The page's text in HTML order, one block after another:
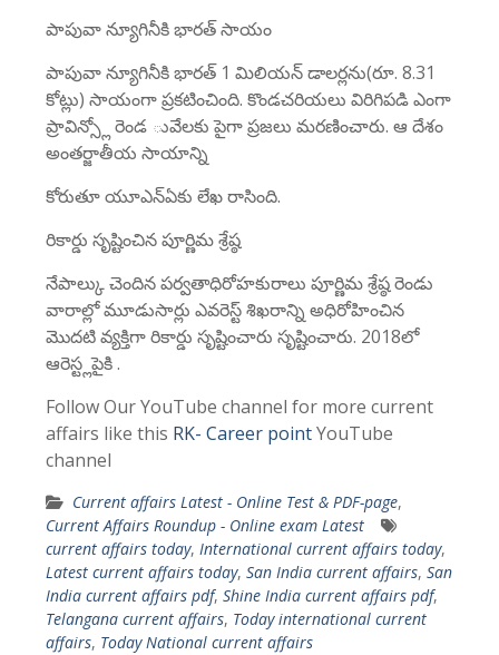
పాపువా న్యూగినీకి భారత్ సాయం
పాపువా న్యూగినీకి భారత్ 1 మిలియన్ డాలర్లను(రూ. 8.31
కోట్లు) సాయంగా ప్రకటించింది. కొండచరియలు విరిగిపడి ఎంగా
ప్రావిన్స్లో రెండ ువేలకు పైగా ప్రజలు మరణించారు. ఆ దేశం
అంతర్జాతీయ సాయాన్ని
కోరుతూ యూఎన్ఏకు లేఖ రాసింది.
రికార్డు సృష్టించిన పూర్ణిమ శ్రేష్ఠ
నేపాల్కు చెందిన పర్వతాధిరోహకురాలు పూర్ణిమ శ్రేష్ఠ రెండు
వారాల్లో మూడుసార్లు ఎవరెస్ట్ శిఖరాన్ని అధిరోహించిన
మొదటి వ్యక్తిగా రికార్డు సృష్టించారు సృష్టించారు. 2018లో
ఆరెస్ట్లపైకి .
Follow Our YouTube channel for more current
affairs like this RK- Career pointYouTube
channel
Current affairs Latest - Online Test & PDF-page,
Current Affairs Roundup - Online exam Latest
current affairs today, International current affairs today,
Latest current affairs today, San India current affairs, San
India current affairs pdf, Shine India current affairs pdf,
Telangana current affairs, Today international current
affairs, Today National current affairs